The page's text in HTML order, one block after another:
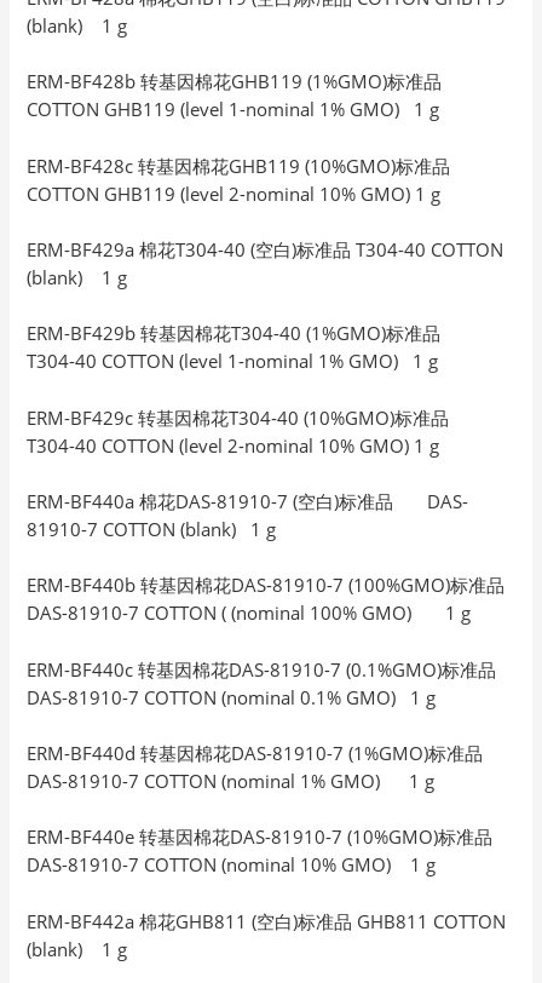
(blank) 1 g
ERM-BF428b 转基因棉花GHB119 (1%GMO)标准品
COTTON GHB119 (level 1-nominal 1% GMO) 1 g
ERM-BF428c 转基因棉花GHB119 (10%GMO)标准品
COTTON GHB119 (level 2-nominal 10% GMO) 1 g
ERM-BF429a 棉花T304-40 (空白)标准品 T304-40 COTTON
(blank) 1 g
ERM-BF429b 转基因棉花T304-40 (1%GMO)标准品
T304-40 COTTON (level 1-nominal 1% GMO) 1 g
ERM-BF429c 转基因棉花T304-40 (10%GMO)标准品
T304-40 COTTON (level 2-nominal 10% GMO) 1 g
ERM-BF440a 棉花DAS-81910-7 (空白)标准品 DAS-
81910-7 COTTON (blank) 1 g
ERM-BF440b 转基因棉花DAS-81910-7 (100%GMO)标准品
DAS-81910-7 COTTON ( (nominal 100% GMO) 1 g
ERM-BF440c 转基因棉花DAS-81910-7 (0.1%GMO)标准品
DAS-81910-7 COTTON (nominal 0.1% GMO) 1 g
ERM-BF440d 转基因棉花DAS-81910-7 (1%GMO)标准品
DAS-81910-7 COTTON (nominal 1% GMO) 1 g
ERM-BF440e 转基因棉花DAS-81910-7 (10%GMO)标准品
DAS-81910-7 COTTON (nominal 10% GMO) 1 g
ERM-BF442a 棉花GHB811 (空白)标准品 GHB811 COTTON
(blank) 1 g